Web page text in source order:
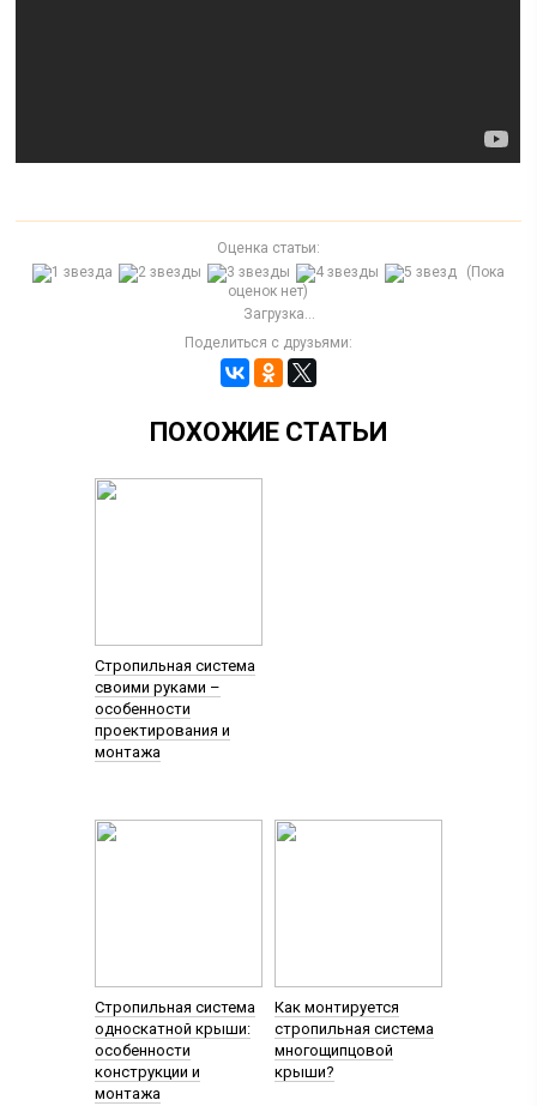
Оценка статьи:
(Пока
оценок нет)
Загрузка...
Поделиться с друзьями:
ПОХОЖИЕ СТАТЬИ
Стропильная система
своими руками –
особенности
проектирования и
монтажа
Стропильная система
односкатной крыши:
особенности
конструкции и
монтажа
Как монтируется
стропильная система
многощипцовой
крыши?